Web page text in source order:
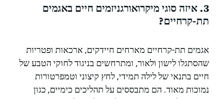
3. איזה סוגי מיקרואורגניזמים חיים באגמים
תת-קרחיים?
אגמים תת-קרחיים מארחים חיידקים, ארכאות ופטריות
שהסתגלו לישון ולאור, ומתרחשים בניגוד לחוקי הטבע של
חיים בתנאי של לילה תמידי, לחץ קיצוני וטמפרטורות
נמוכות מאוד. הם מתבססים על תהליכים כימיים, כגון